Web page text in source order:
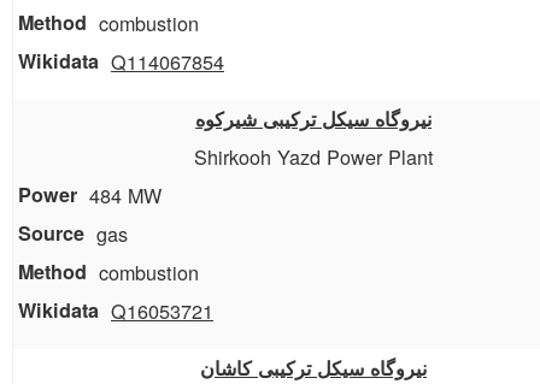
combustion
Q114067854
نیروگاه سیکل ترکیبی شیرکوه
Shirkooh Yazd Power Plant
484 MW
gas
combustion
Q16053721
نیروگاه سیکل ترکیبی کاشان